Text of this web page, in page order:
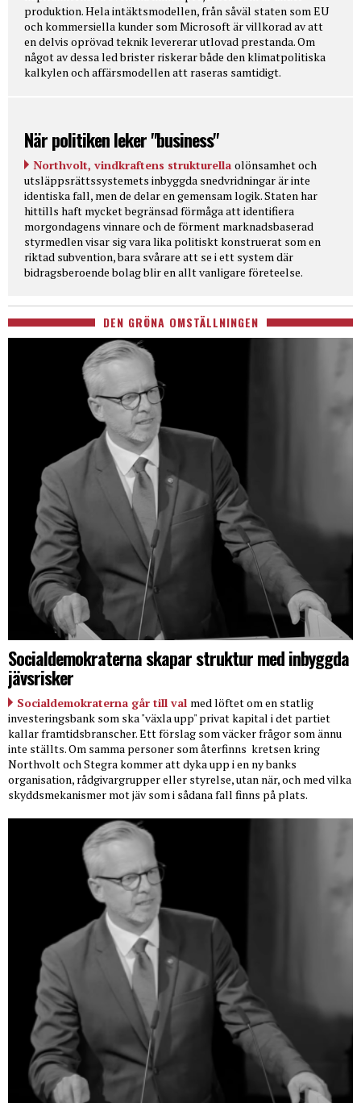
produktion. Hela intäktsmodellen, från såväl staten som EU
och kommersiella kunder som Microsoft är villkorad av att
en delvis oprövad teknik levererar utlovad prestanda. Om
något av dessa led brister riskerar både den klimatpolitiska
kalkylen och affärsmodellen att raseras samtidigt.
När politiken leker "business"
Northvolt, vindkraftens strukturella olönsamhet och
utsläppsrättssystemets inbyggda snedvridningar är inte
identiska fall, men de delar en gemensam logik. Staten har
hittills haft mycket begränsad förmåga att identifiera
morgondagens vinnare och de förment marknadsbaserad
styrmedlen visar sig vara lika politiskt konstruerat som en
riktad subvention, bara svårare att se i ett system där
bidragsberoende bolag blir en allt vanligare företeelse.
DEN GRÖNA OMSTÄLLNINGEN
Socialdemokraterna skapar struktur med inbyggda
jävsrisker
Socialdemokraterna går till val med löftet om en statlig
investeringsbank som ska "växla upp" privat kapital i det partiet
kallar framtidsbranscher. Ett förslag som väcker frågor som ännu
inte ställts. Om samma personer som återfinns kretsen kring
Northvolt och Stegra kommer att dyka upp i en ny banks
organisation, rådgivargrupper eller styrelse, utan när, och med vilka
skyddsmekanismer mot jäv som i sådana fall finns på plats.